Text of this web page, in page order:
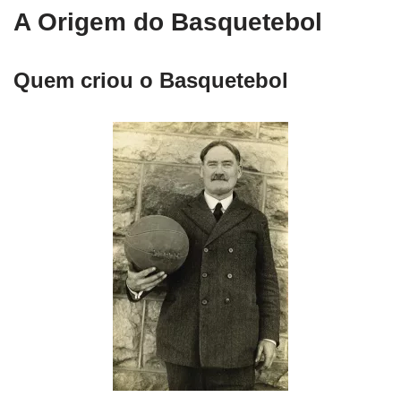
A Origem do Basquetebol
Quem criou o Basquetebol